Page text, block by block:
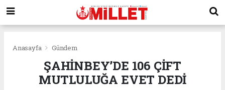
Anasayfa Gündem
ŞAHİNBEY’DE 106 ÇİFT
MUTLULUĞA EVET DEDİ